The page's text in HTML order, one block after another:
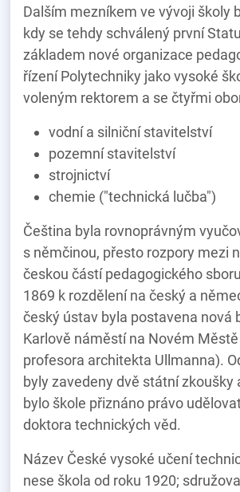
Dalším mezníkem ve vývoji školy
kdy se tehdy schválený první
základem nové organizace
řízení Polytechniky jako vysoké
voleným rektorem a se čtyřmi
vodní a silniční stavitelství
pozemní stavitelství
strojnictví
chemie ("technická lučba")
Čeština byla rovnoprávným
s němčinou, přesto rozpory mezi
českou částí pedagogického
1869 k rozdělení na český a
český ústav byla postavena nová
Karlově náměstí na Novém
profesora architekta Ullmanna).
byly zavedeny dvě státní zkoušky
bylo škole přiznáno právo
doktora technických věd.
Název České vysoké učení
nese škola od roku 1920;